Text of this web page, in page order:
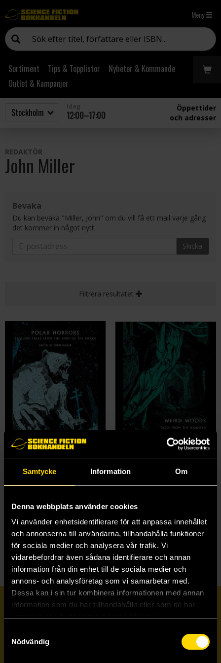
Samtycke Information Om
Denna webbplats använder cookies
Vi använder enhetsidentifierare för att anpassa innehållet
och annonserna till användarna, tillhandahålla funktioner
för sociala medier och analysera vår trafik. Vi
vidarebefordrar även sådana identifierare och annan
information från din enhet till de sociala medier och
annons- och analysföretag som vi samarbetar med.
Dessa kan i sin tur kombinera informationen med annan
information som du har tillhandahållit eller som de har
Nödvändig
Meny
Sortiment Tips & Topplistor
Nyheter & Kommande
Outlet & Kampanjer
12:00–17:00
Öppettider
och adresser
REDAKTÖR
John Miller
Bevaka
Du kan bevaka "Miller, John" om du vill få ett mail varje gång
det kommer in något nytt.
Skicka
Filtrera resultatet
Polar Horrors
229 kr
Beställ
229 kr
Beställ
Prenumerera på vårt nyhetsbrev